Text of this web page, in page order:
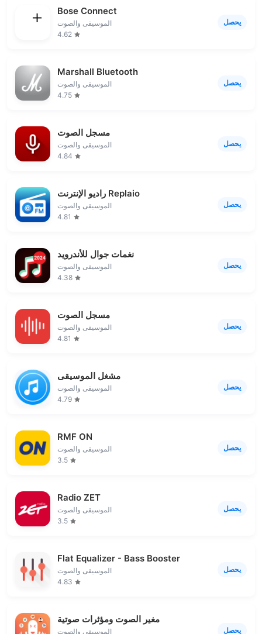
Bose Connect
الموسيقى والصوت
4.62
يحصل
Marshall Bluetooth
الموسيقى والصوت
4.75
يحصل
مسجل الصوت
الموسيقى والصوت
4.84
يحصل
راديو الإنترنت Replaio
الموسيقى والصوت
4.81
يحصل
نغمات جوال للأندرويد
الموسيقى والصوت
4.38
يحصل
مسجل الصوت
الموسيقى والصوت
4.81
يحصل
مشغل الموسيقى
الموسيقى والصوت
4.79
يحصل
RMF ON
الموسيقى والصوت
3.5
يحصل
Radio ZET
الموسيقى والصوت
3.5
يحصل
Flat Equalizer - Bass Booster
الموسيقى والصوت
4.83
يحصل
مغير الصوت ومؤثرات صوتية
الموسيقى والصوت
يحصل